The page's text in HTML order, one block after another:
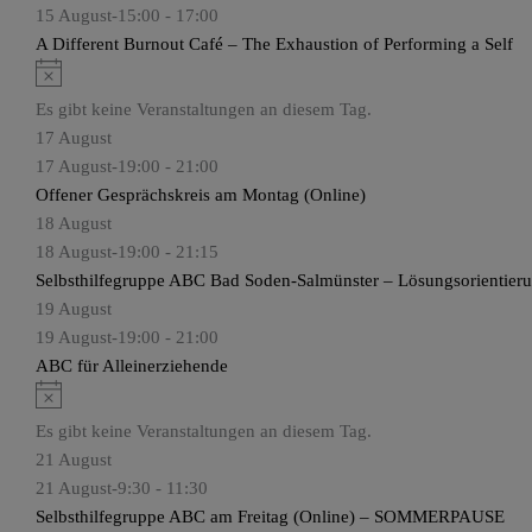
w
e
i
s
15 August-15:00 - 17:00
A Different Burnout Café – The Exhaustion of Performing a Self
H
n
w
e
i
s
Es gibt keine Veranstaltungen an diesem Tag.
17 August
17 August-19:00 - 21:00
Offener Gesprächskreis am Montag (Online)
18 August
18 August-19:00 - 21:15
Selbsthilfegruppe ABC Bad Soden-Salmünster –
19 August
19 August-19:00 - 21:00
ABC für Alleinerziehende
H
n
w
e
Es gibt keine Veranstaltungen an diesem Tag.
21 August
21 August-9:30 - 11:30
Selbsthilfegruppe ABC am Freitag (Online) – SOMMERPAUSE